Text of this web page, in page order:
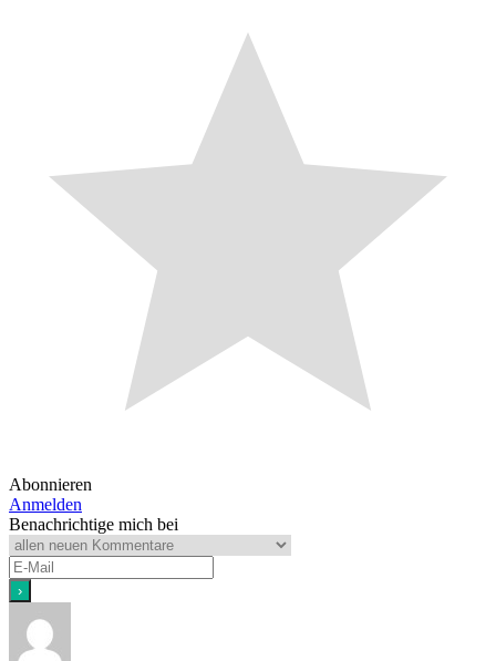
Abonnieren
Anmelden
Benachrichtige mich bei